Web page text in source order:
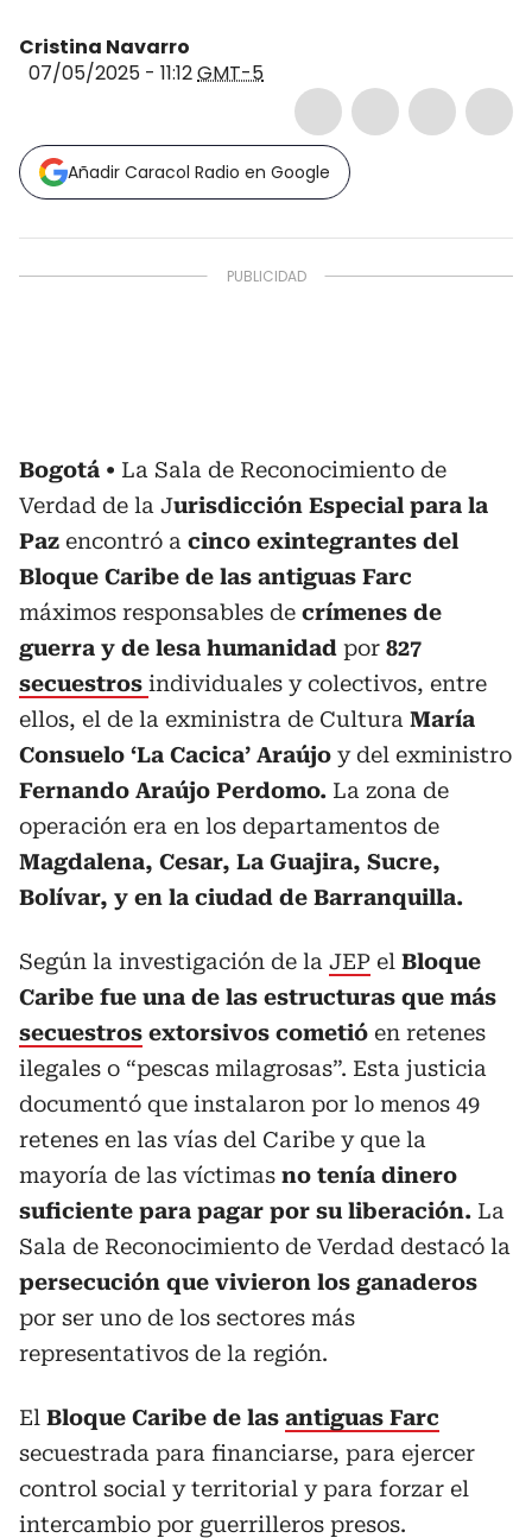
Cristina Navarro
07/05/2025 - 11:12GMT-5
Añadir Caracol Radio en Google
Bogotá
La Sala de Reconocimiento de
Verdad de la Jurisdicción Especial para la
Paz encontró a cinco exintegrantes del
Bloque Caribe de las antiguas Farc
máximos responsables de crímenes de
guerra y de lesa humanidad por 827
secuestros individuales y colectivos, entre
ellos, el de la exministra de Cultura María
Consuelo ‘La Cacica’ Araújo y del exministro
Fernando Araújo Perdomo. La zona de
operación era en los departamentos de
Magdalena, Cesar, La Guajira, Sucre,
Bolívar, y en la ciudad de Barranquilla.
Según la investigación de la JEP el Bloque
Caribe fue una de las estructuras que más
secuestros extorsivos cometió en retenes
ilegales o “pescas milagrosas”. Esta justicia
documentó que instalaron por lo menos 49
retenes en las vías del Caribe y que la
mayoría de las víctimas no tenía dinero
suficiente para pagar por su liberación. La
Sala de Reconocimiento de Verdad destacó la
persecución que vivieron los ganaderos
por ser uno de los sectores más
representativos de la región.
El Bloque Caribe de las antiguas Farc
secuestrada para financiarse, para ejercer
control social y territorial y para forzar el
intercambio por guerrilleros presos.